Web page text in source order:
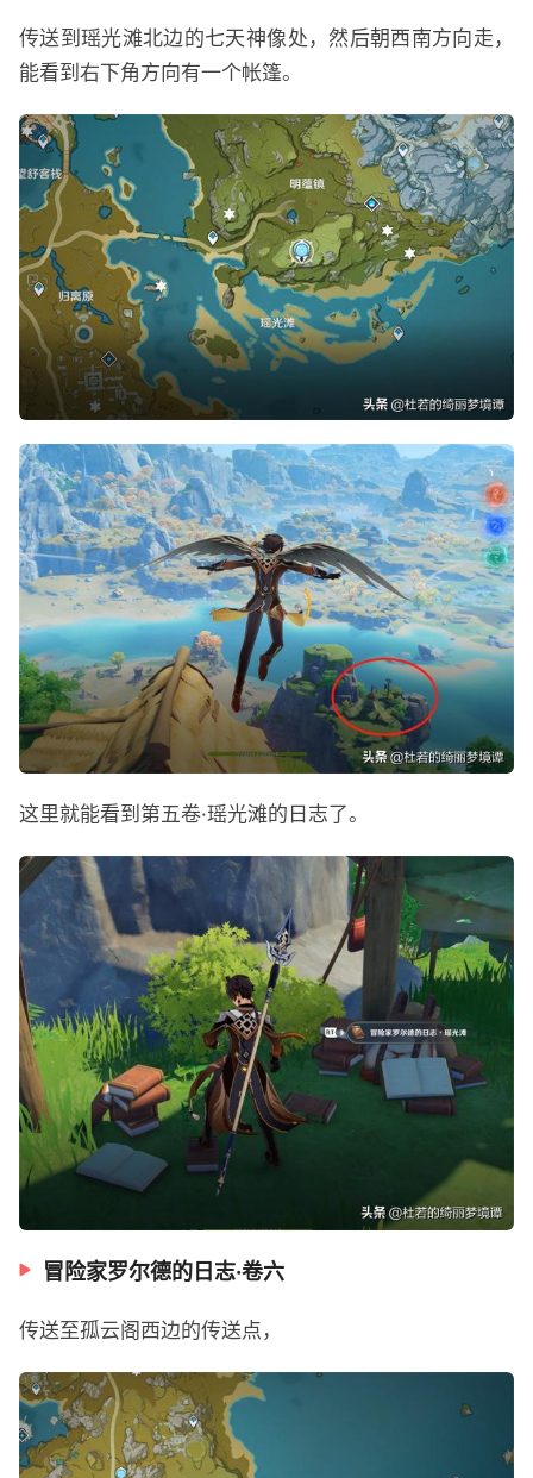
传送到瑶光滩北边的七天神像处，然后朝西南方向走，
能看到右下角方向有一个帐篷。
这里就能看到第五卷·瑶光滩的日志了。
冒险家罗尔德的日志·卷六
传送至孤云阁西边的传送点，